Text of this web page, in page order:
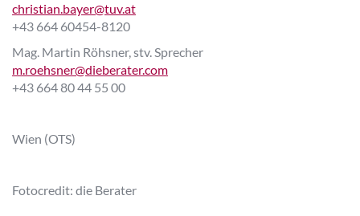
christian.bayer@tuv.at
+43 664 60454-8120
Mag. Martin Röhsner, stv. Sprecher
m.roehsner@dieberater.com
+43 664 80 44 55 00
Wien (OTS)
Fotocredit: die Berater